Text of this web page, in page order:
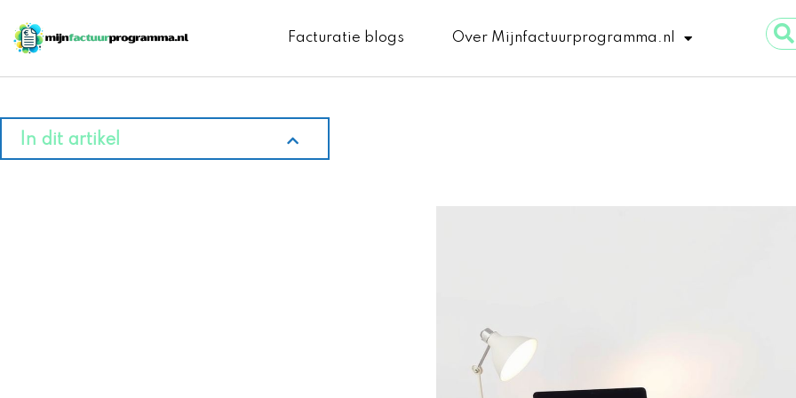
naar
de
inhoud
Facturatie blogs Over Mijnfactuurprogramma.nl
...
In dit artikel